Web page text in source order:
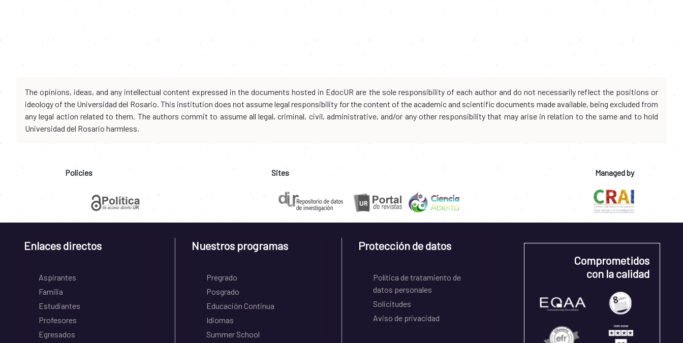
The opinions, ideas, and any intellectual content expressed in the documents hosted in EdocUR are the sole responsibility of each author and do not necessarily reflect the positions or
ideology of the Universidad del Rosario. This institution does not assume legal responsibility for the content of the academic and scientific documents made available, being excluded from
any legal action related to them. The authors commit to assume all legal, criminal, civil, administrative, and/or any other responsibility that may arise in relation to the same and to hold
Universidad del Rosario harmless.
Policies Sites Managed by
Enlaces directos
Aspirantes
Familia
Estudiantes
Profesores
Egresados
Nuestros programas
Pregrado
Posgrado
Educación Continua
Idiomas
Summer School
Protección de datos
Política de tratamiento de
datos personales
Solicitudes
Aviso de privacidad
Comprometidos
con la calidad